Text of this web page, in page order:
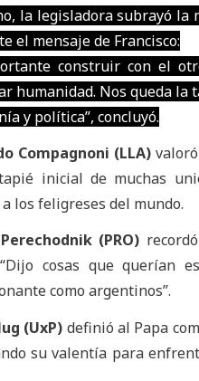
la legisladora subrayó la
el mensaje de Francisco:
construir con el
humanidad. Nos queda la
y política”, concluyó.
Compagnoni (LLA)
inicial de muchas
los feligreses del mundo.
(PRO)
cosas que querían
como argentinos”.
(UxP) definió al Papa
su valentía para